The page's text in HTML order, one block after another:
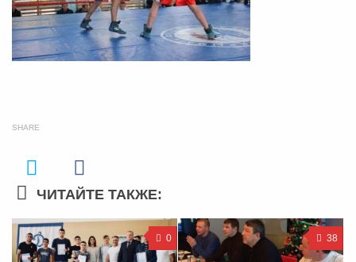
SHARE
ЧИТАЙТЕ ТАКЖЕ:
0 38